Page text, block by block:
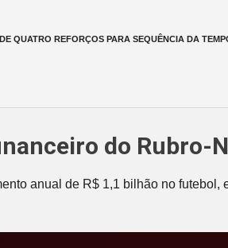
QUATRO REFORÇOS PARA SEQUÊNCIA DA
do Rubro-
anual de R$ 1,1 bilhão no